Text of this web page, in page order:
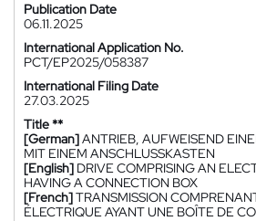
Publication Date
06.11.2025
International Application No.
PCT/EP2025/058387
International Filing Date
27.03.2025
Title **
[German]ANTRIEB, AUFWEISEND
MIT EINEM ANSCHLUSSKASTEN
[English] DRIVE COMPRISING AN
HAVING A CONNECTION BOX
[French]TRANSMISSION
ÉLECTRIQUE AYANT UNE BOÎTE DE